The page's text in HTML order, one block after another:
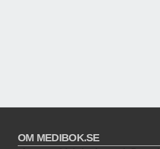
OM MEDIBOK.SE